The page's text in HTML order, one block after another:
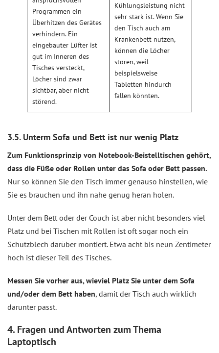
Programmen ein
Überhitzen des Gerätes
verhindern. Ein
eingebauter Lüfter ist
gut im Inneren des
Tisches versteckt,
Löcher sind zwar
sichtbar, aber nicht
störend.
Kühlungsleistung nicht
sehr stark ist. Wenn Sie
den Tisch auch am
Krankenbett nutzen,
können die Löcher
stören, weil
beispielsweise
Tabletten hindurch
fallen könnten.
3.5. Unterm Sofa und Bett ist nur wenig Platz
Zum Funktionsprinzip von Notebook-Beistelltischen gehört,
dass die Füße oder Rollen unter das Sofa oder Bett passen.
Nur so können Sie den Tisch immer genauso hinstellen, wie
Sie es brauchen und ihn nahe genug heran holen.
Unter dem Bett oder der Couch ist aber nicht besonders viel
Platz und bei Tischen mit Rollen ist oft sogar noch ein
Schutzblech darüber montiert. Etwa acht bis neun Zentimeter
hoch ist dieser Teil des Tisches.
Messen Sie vorher aus, wieviel Platz Sie unter dem Sofa
und/oder dem Bett haben, damit der Tisch auch wirklich
darunter passt.
4. Fragen und Antworten zum Thema
Laptoptisch